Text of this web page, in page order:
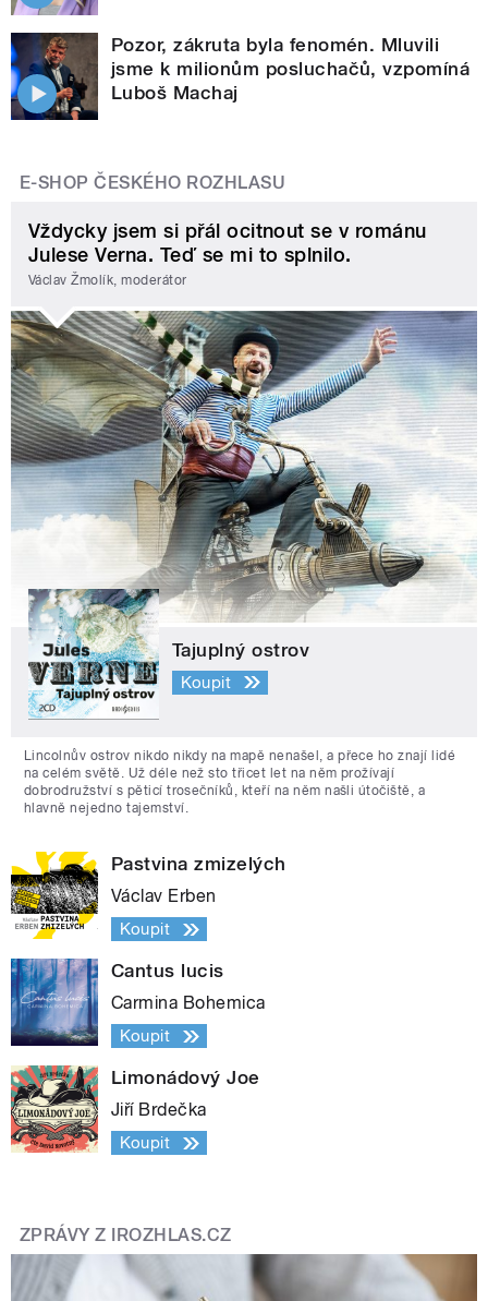
Pozor, zákruta byla fenomén. Mluvili
jsme k milionům posluchačů, vzpomíná
Luboš Machaj
E-SHOP ČESKÉHO ROZHLASU
Vždycky jsem si přál ocitnout se v románu
Julese Verna. Teď se mi to splnilo.
Václav Žmolík, moderátor
Tajuplný ostrov
Koupit
Lincolnův ostrov nikdo nikdy na mapě nenašel, a přece ho znají lidé
na celém světě. Už déle než sto třicet let na něm prožívají
dobrodružství s pěticí trosečníků, kteří na něm našli útočiště, a
hlavně nejedno tajemství.
Pastvina zmizelých
Václav Erben
Koupit
Cantus lucis
Carmina Bohemica
Koupit
Limonádový Joe
Jiří Brdečka
Koupit
ZPRÁVY Z IROZHLAS.CZ